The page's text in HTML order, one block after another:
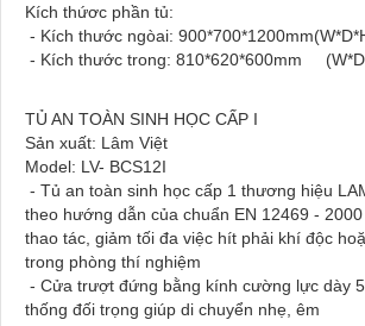
Kích thứơc phần tủ:
- Kích thước ngòai:
- Kích thước trong: 810*620*600mm
TỦ AN TOÀN SINH HỌC CẤP I
Sản xuất: Lâm Việt
Model: LV- BCS12I
- Tủ an toàn sinh học cấp 1 thương hiệu
theo hướng dẫn của chuẩn EN 12469 -
thao tác, giảm tối đa việc hít phải khí độc
trong phòng thí nghiệm
- Cửa trượt đứng bằng kính cường lực dày
thống đối trọng giúp di chuyển nhẹ, êm